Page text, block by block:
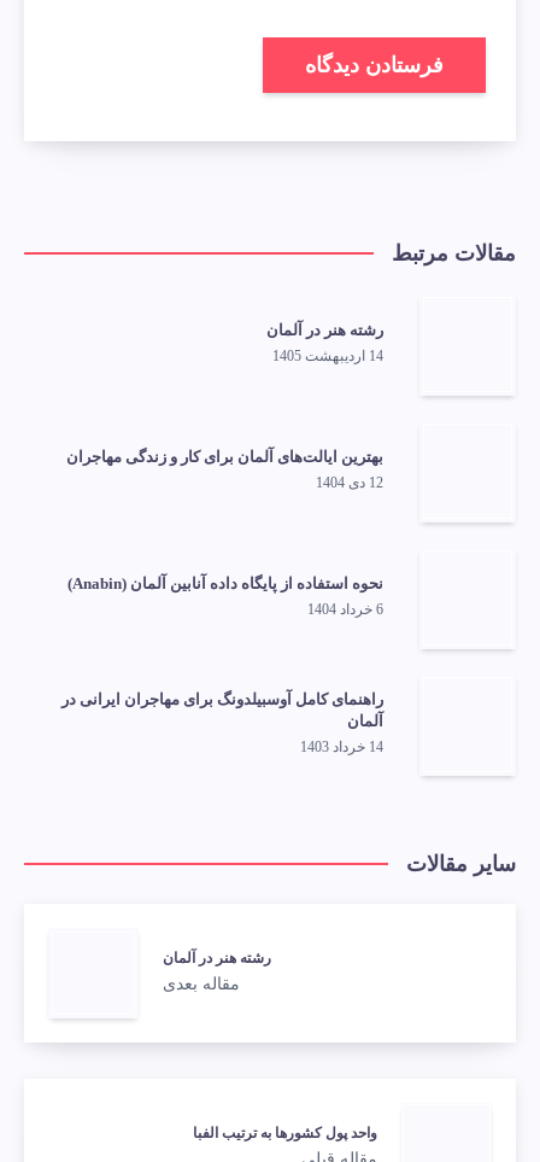
مقالات مرتبط
رشته هنر در آلمان
14 اردیبهشت 1405
بهترین ایالت‌های آلمان برای کار و زندگی مهاجران
12 دی 1404
نحوه استفاده از پایگاه داده آنابین آلمان (Anabin)
6 خرداد 1404
راهنمای کامل آوسبیلدونگ برای مهاجران ایرانی در
آلمان
14 خرداد 1403
سایر مقالات
رشته هنر در آلمان
مقاله بعدی
واحد پول کشورها به ترتیب الفبا